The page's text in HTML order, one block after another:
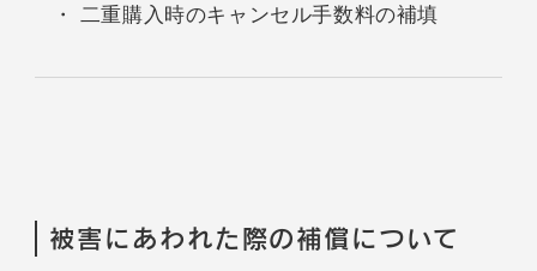
二重購入時のキャンセル手数料の補填
被害にあわれた際の補償について